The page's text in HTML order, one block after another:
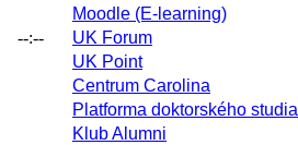
--:--
Moodle (E-learning)
UK Forum
UK Point
Centrum Carolina
Platforma doktorského studia
Klub Alumni